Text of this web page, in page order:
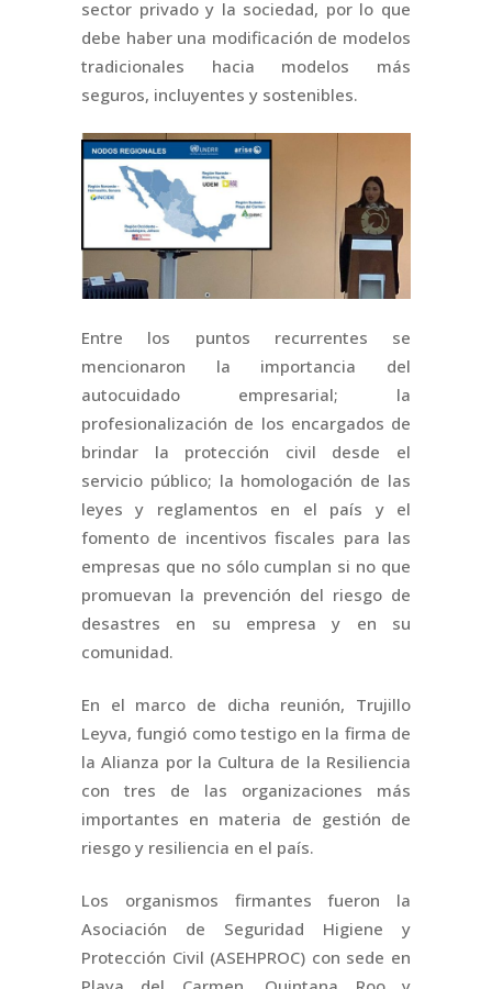
sector privado y la sociedad, por lo que
debe haber una modificación de modelos
tradicionales hacia modelos más
seguros, incluyentes y sostenibles.
Entre los puntos recurrentes se
mencionaron la importancia del
autocuidado empresarial; la
profesionalización de los encargados de
brindar la protección civil desde el
servicio público; la homologación de las
leyes y reglamentos en el país y el
fomento de incentivos fiscales para las
empresas que no sólo cumplan si no que
promuevan la prevención del riesgo de
desastres en su empresa y en su
comunidad.
En el marco de dicha reunión, Trujillo
Leyva, fungió como testigo en la firma de
la Alianza por la Cultura de la Resiliencia
con tres de las organizaciones más
importantes en materia de gestión de
riesgo y resiliencia en el país.
Los organismos firmantes fueron la
Asociación de Seguridad Higiene y
Protección Civil (ASEHPROC) con sede en